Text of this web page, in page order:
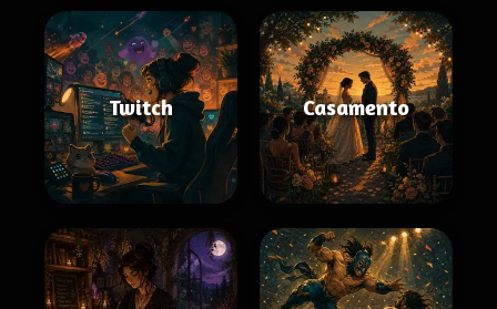
Twitch Casamento